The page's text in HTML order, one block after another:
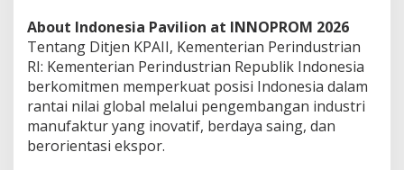
About Indonesia Pavilion at INNOPROM 2026
Tentang Ditjen KPAII, Kementerian Perindustrian
RI: Kementerian Perindustrian Republik Indonesia
berkomitmen memperkuat posisi Indonesia dalam
rantai nilai global melalui pengembangan industri
manufaktur yang inovatif, berdaya saing, dan
berorientasi ekspor.